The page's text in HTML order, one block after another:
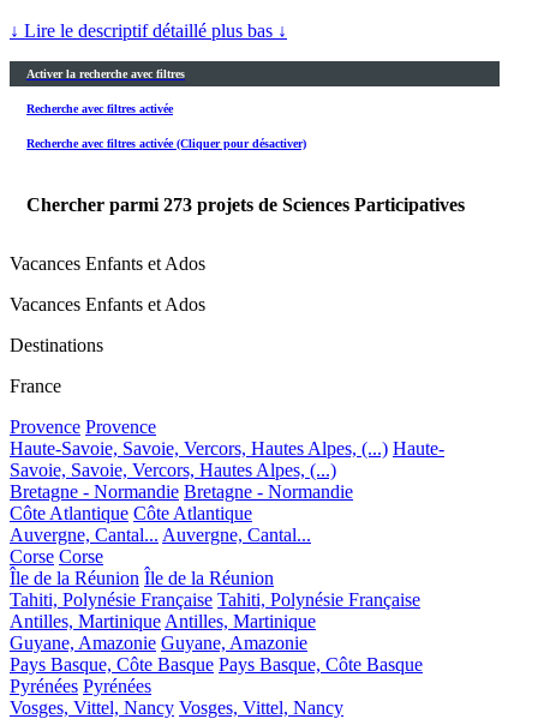
↓ Lire le descriptif détaillé plus bas ↓
Activer la recherche avec filtres
Recherche avec filtres activée
Recherche avec filtres activée (Cliquer pour désactiver)
Chercher parmi 273 projets de Sciences Participatives
Vacances Enfants et Ados
Vacances Enfants et Ados
Destinations
France
Provence Provence
Haute-Savoie, Savoie, Vercors, Hautes Alpes, (...) Haute-
Savoie, Savoie, Vercors, Hautes Alpes, (...)
Bretagne - Normandie Bretagne - Normandie
Côte Atlantique Côte Atlantique
Auvergne, Cantal... Auvergne, Cantal...
Corse Corse
Île de la Réunion Île de la Réunion
Tahiti, Polynésie Française Tahiti, Polynésie Française
Antilles, Martinique Antilles, Martinique
Guyane, Amazonie Guyane, Amazonie
Pays Basque, Côte Basque Pays Basque, Côte Basque
Pyrénées Pyrénées
Vosges, Vittel, Nancy Vosges, Vittel, Nancy